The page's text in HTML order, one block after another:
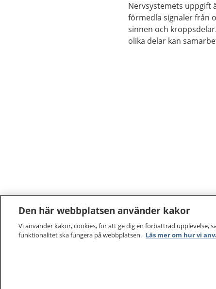
Nervsystemets uppgift
förmedla signaler från
sinnen och
olika delar kan
Den här webbplatsen använder kakor
Vi använder kakor, cookies, för att ge dig en förbättrad upplevelse,
funktionalitet ska fungera på webbplatsen. Läs mer om hur vi